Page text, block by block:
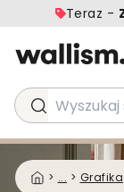
Teraz -
Wyszukaj
> ... > Grafika